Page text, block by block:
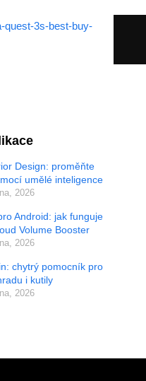
quest-3s-best-buy-
Design: proměňte
umělé inteligence
2026
Android: jak funguje
Volume Booster
2026
chytrý pomocník pro
i kutily
2026